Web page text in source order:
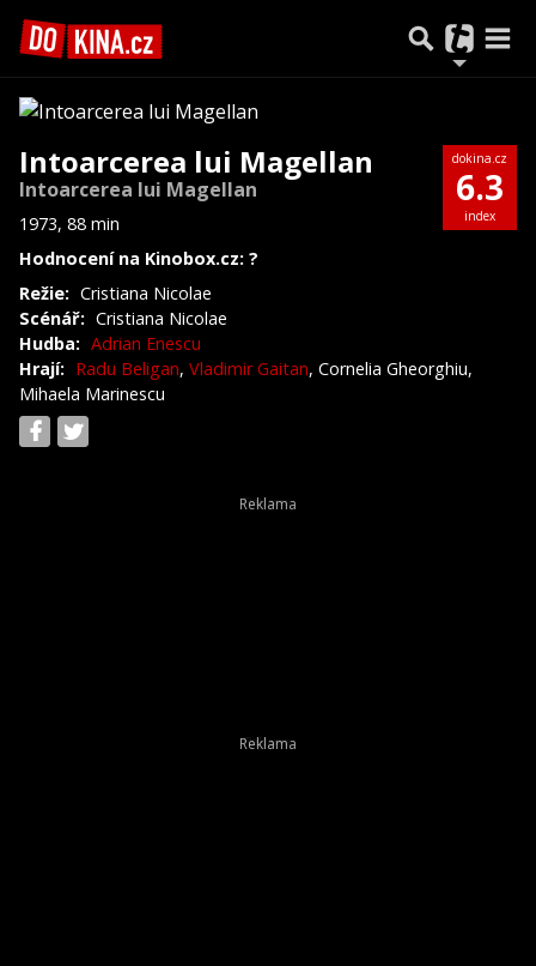
Intoarcerea lui Magellan
Intoarcerea lui Magellan
1973, 88 min
Hodnocení na Kinobox.cz: ?
dokina.cz
6.3
index
Režie: Cristiana Nicolae
Scénář: Cristiana Nicolae
Hudba: Adrian Enescu
Hrají: Radu Beligan, Vladimir Gaitan, Cornelia Gheorghiu,
Mihaela Marinescu